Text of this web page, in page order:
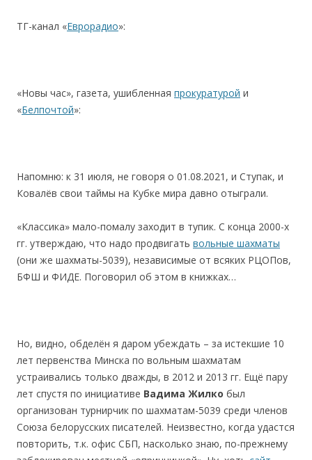
ТГ-канал «Еврорадио»:
«Новы час», газета, ушибленная прокуратурой и
«Белпочтой»:
Напомню: к 31 июля, не говоря о 01.08.2021, и Ступак, и
Ковалёв свои таймы на Кубке мира давно отыграли.
«Классика» мало-помалу заходит в тупик. С конца 2000-х
гг. утверждаю, что надо продвигать вольные шахматы
(они же шахматы-5039), независимые от всяких РЦОПов,
БФШ и ФИДЕ. Поговорил об этом в книжках…
Но, видно, обделён я даром убеждать – за истекшие 10
лет первенства Минска по вольным шахматам
устраивались только дважды, в 2012 и 2013 гг. Ещё пару
лет спустя по инициативе Вадима Жилко был
организован турнирчик по шахматам-5039 среди членов
Союза белорусских писателей. Неизвестно, когда удастся
повторить, т.к. офис СБП, насколько знаю, по-прежнему